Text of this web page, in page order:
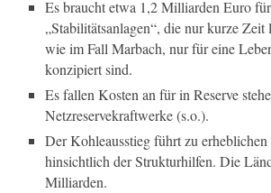
Es braucht etwa 1,2 Milliarden Euro
„Stabilitätsanlagen“, die nur kurze Zeit
wie im Fall Marbach, nur für eine
konzipiert sind.
Es fallen Kosten an für in Reserve
Netzreservekraftwerke (s.o.).
Der Kohleausstieg führt zu
hinsichtlich der Strukturhilfen. Die
Milliarden.